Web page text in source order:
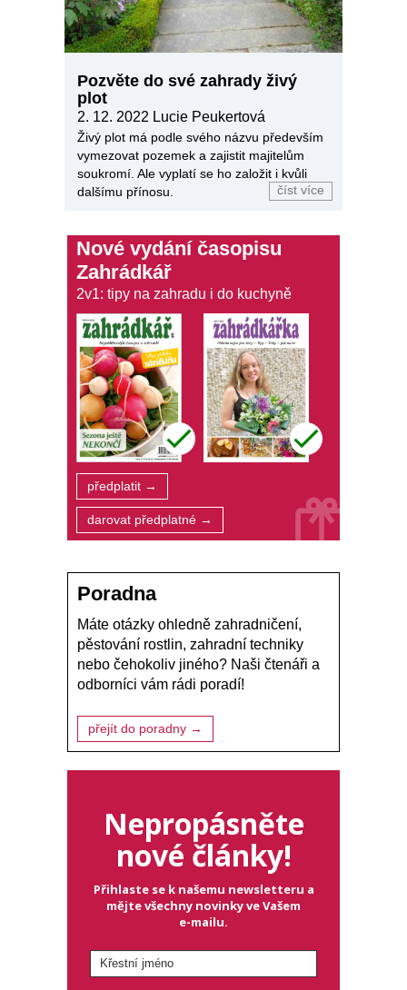
Pozvěte do své zahrady živý
plot
2. 12. 2022 Lucie Peukertová
Živý plot má podle svého názvu především
vymezovat pozemek a zajistit majitelům
soukromí. Ale vyplatí se ho založit i kvůli
dalšímu přínosu.
číst více
Nové vydání časopisu
Zahrádkář
2v1: tipy na zahradu i do kuchyně
předplatit →
darovat předplatné →
Poradna
Máte otázky ohledně zahradničení,
pěstování rostlin, zahradní techniky
nebo čehokoliv jiného? Naši čtenáři a
odborníci vám rádi poradí!
přejít do poradny →
Nepropásněte
nové články!
Přihlaste se k našemu newsletteru a
mějte všechny novinky ve Vašem
e-mailu.